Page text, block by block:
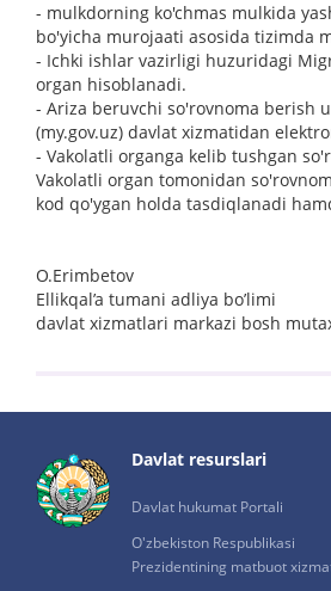
- mulkdorning ko'chmas mulkida
bo'yicha murojaati asosida tizimda
- Ichki ishlar vazirligi huzuridagi
organ hisoblanadi.
- Ariza beruvchi so'rovnoma berish
(my.gov.uz) davlat xizmatidan
- Vakolatli organga kelib tushgan
Vakolatli organ tomonidan
kod qo'ygan holda tasdiqlanadi
O.Erimbetov
Ellikqal’a tumani adliya bo’limi
davlat xizmatlari markazi bosh
Davlat resurslari
Davlat hukumat Portali
O'zbekiston Respublikasi
Prezidentining matbuot